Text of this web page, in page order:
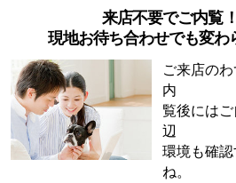
来店不要でご内覧
現地お待ち合わせでも変わ
ご来店の
内
覧後には
辺
環境も確
ね。